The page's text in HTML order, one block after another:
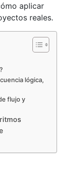
aplicar
reales.
lógica,
flujo y